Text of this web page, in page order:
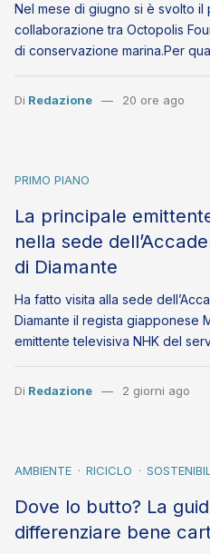
Nel mese di giugno si è svolto il
collaborazione tra Octopolis
di conservazione marina.Per
Di Redazione 20 ore ago
PRIMO PIANO
La principale
nella sede
di Diamante
Ha fatto visita alla sede
Diamante il regista giapponese
emittente televisiva NHK del
Di Redazione 2 giorni ago
AMBIENTE RICICLO
Dove lo butto? La
differenziare bene